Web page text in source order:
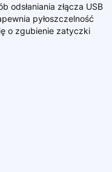
odsłaniania złącza USB
pyłoszczelność
o zgubienie zatyczki